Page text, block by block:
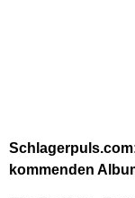
kommenden